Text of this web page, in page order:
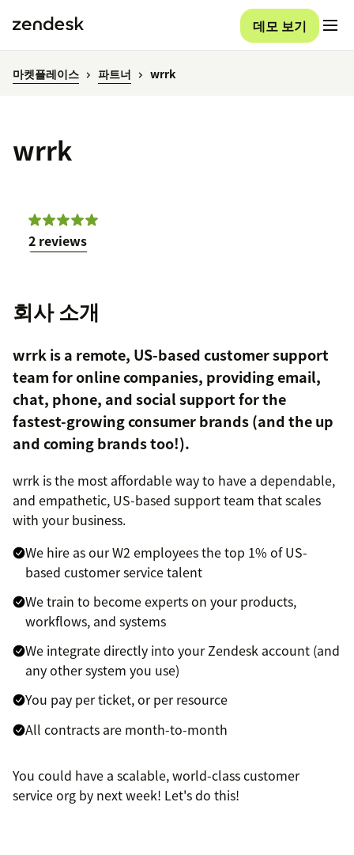
데모 보기
마켓플레이스 파트너 wrrk
wrrk
2 reviews
회사 소개
wrrk is a remote, US-based customer support
team for online companies, providing email,
chat, phone, and social support for the
fastest-growing consumer brands (and the up
and coming brands too!).
wrrk is the most affordable way to have a dependable,
and empathetic, US-based support team that scales
with your business.
We hire as our W2 employees the top 1% of US-
based customer service talent
We train to become experts on your products,
workflows, and systems
We integrate directly into your Zendesk account (and
any other system you use)
You pay per ticket, or per resource
All contracts are month-to-month
You could have a scalable, world-class customer
service org by next week! Let's do this!